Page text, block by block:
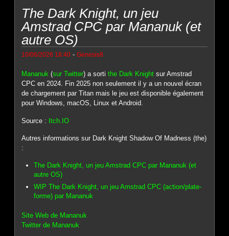
The Dark Knight, un jeu
Amstrad CPC par Mananuk (et
autre OS)
10/06/2026 18:40 -Genesis8
Mananuk (sur Twitter) a sortithe Dark Knight sur Amstrad
CPC en 2024. Fin 2025 non seulement il y a un nouvel écran
de chargement par Titan mais le jeu est disponible également
pour Windows, macOS, Linux et Android.
Source : Itch.IO
Autres informations sur Dark Knight Shadow Of Madness (the)
:
The Dark Knight, un jeu Amstrad CPC par Mananuk (et
autre OS)
WIP The Dark Knight, un jeu Amstrad CPC (action/plate-
forme) par Mananuk
Site Web de Mananuk
Twitter de Mananuk